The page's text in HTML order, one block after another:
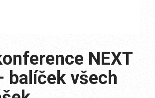
NEXT
balíček všech